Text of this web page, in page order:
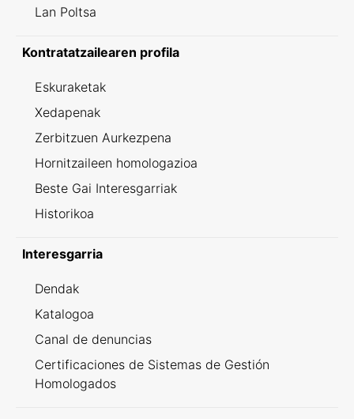
Lan Poltsa
Kontratatzailearen profila
Eskuraketak
Xedapenak
Zerbitzuen Aurkezpena
Hornitzaileen homologazioa
Beste Gai Interesgarriak
Historikoa
Interesgarria
Dendak
Katalogoa
Canal de denuncias
Certificaciones de Sistemas de Gestión
Homologados